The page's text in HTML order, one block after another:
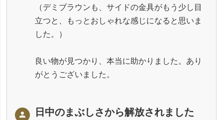
（デミブラウンも、サイドの金具がもう少し目
立つと、もっとおしゃれな感じになると思いま
した。）
良い物が見つかり、本当に助かりました。あり
がとうございました。
日中のまぶしさから解放されました